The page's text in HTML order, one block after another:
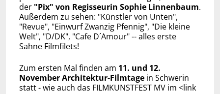
der "Pix" von Regisseurin Sophie Linnenbaum.
Außerdem zu sehen: "Künstler von Unten",
"Revue", "Einwurf Zwanzig Pfennig", "Die kleine
Welt", "D/DK", "Cafe D´Amour" -- alles erste
Sahne Filmfilets!
Zum ersten Mal finden am 11. und 12.
November Architektur-Filmtagein Schwerin
statt - wie auch das FILMKUNSTFEST MV im <link